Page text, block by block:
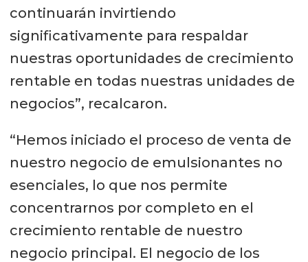
continuarán invirtiendo
significativamente para respaldar
nuestras oportunidades de crecimiento
rentable en todas nuestras unidades de
negocios”, recalcaron.
“Hemos iniciado el proceso de venta de
nuestro negocio de emulsionantes no
esenciales, lo que nos permite
concentrarnos por completo en el
crecimiento rentable de nuestro
negocio principal. El negocio de los